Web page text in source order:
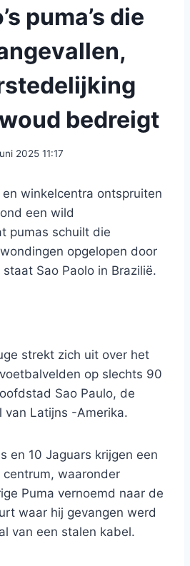
puma’s die
bedreigt
2025 11:17
winkelcentra ontspruiten
een wild
pumas schuilt die
opgelopen door
Sao Paolo in Brazilië.
strekt zich uit over het
op slechts 90
Sao Paulo, de
van Latijns -Amerika.
en 10 Jaguars krijgen een
waaronder
Puma vernoemd naar de
waar hij gevangen werd
van een stalen kabel.